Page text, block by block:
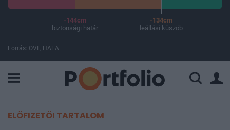
-144cm
biztonsági határ
-134cm
leállási küszöb
Forrás: OVF, HAEA
ELŐFIZETŐI TARTALOM